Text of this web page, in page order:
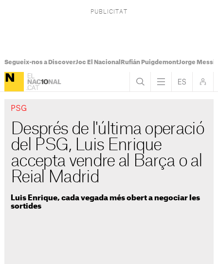
Segueix-nos a DiscoverJoc El Nacional Rufián PuigdemontJorge Messi
PSG
Després de l'última operació
del PSG, Luis Enrique
accepta vendre al Barça o al
Reial Madrid
Luis Enrique, cada vegada més obert a negociar les
sortides